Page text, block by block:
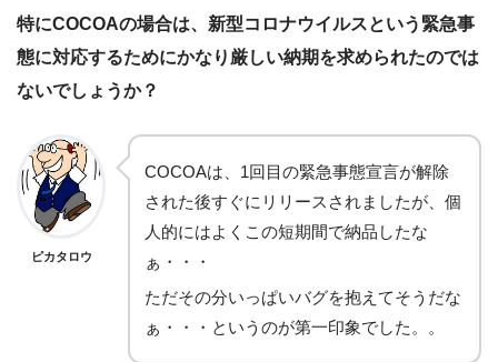
特にCOCOAの場合は、新型コロナウイルスという緊急事
態に対応するためにかなり厳しい納期を求められたのでは
ないでしょうか？
ピカタロウ
COCOAは、1回目の緊急事態宣言が解除
された後すぐにリリースされましたが、個
人的にはよくこの短期間で納品したな
ぁ・・・
ただその分いっぱいバグを抱えてそうだな
ぁ・・・というのが第一印象でした。。